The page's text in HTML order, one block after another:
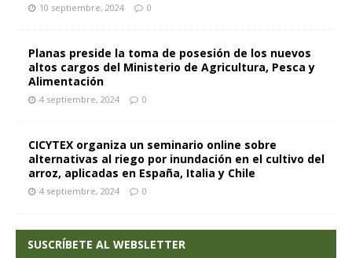
10 septiembre, 2024 0
Planas preside la toma de posesión de los nuevos
altos cargos del Ministerio de Agricultura, Pesca y
Alimentación
4 septiembre, 2024 0
CICYTEX organiza un seminario online sobre
alternativas al riego por inundación en el cultivo del
arroz, aplicadas en España, Italia y Chile
4 septiembre, 2024 0
SUSCRÍBETE AL WEBSLETTER